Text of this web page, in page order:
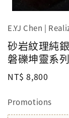
E.YJ Chen |
砂岩紋理純
磐礫坤靈系列
Regular
NT$ 8,800
Promotions